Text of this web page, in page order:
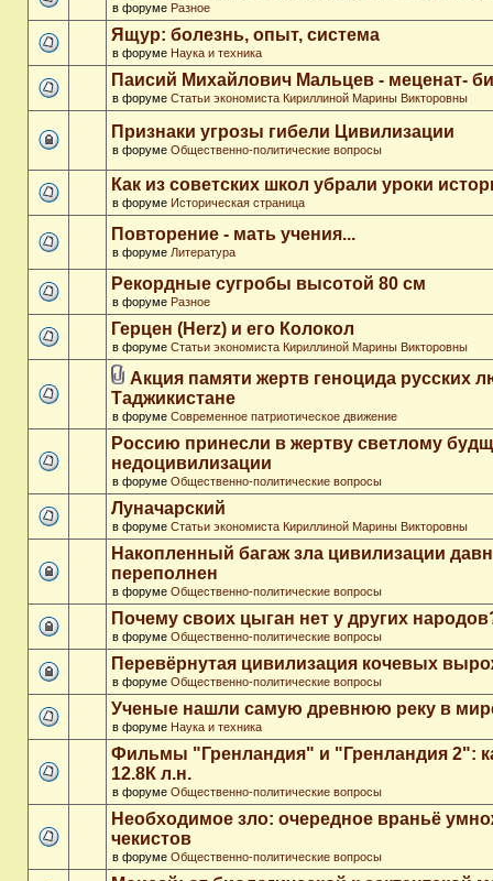
в форуме Разное
Ящур: болезнь, опыт, система
в форуме Наука и техника
Паисий Михайлович Мальцев - меценат-
в форуме Статьи экономиста Кириллиной Марины Викторовны
Признаки угрозы гибели Цивилизации
в форуме Общественно-политические вопросы
Как из советских школ убрали уроки
в форуме Историческая страница
Повторение - мать учения...
в форуме Литература
Рекордные сугробы высотой 80 см
в форуме Разное
Герцен (Herz) и его Колокол
в форуме Статьи экономиста Кириллиной Марины Викторовны
Акция памяти жертв геноцида русских
Таджикистане
в форуме Современное патриотическое движение
Россию принесли в жертву светлому
недоцивилизации
в форуме Общественно-политические вопросы
Луначарский
в форуме Статьи экономиста Кириллиной Марины Викторовны
Накопленный багаж зла цивилизации
переполнен
в форуме Общественно-политические вопросы
Почему своих цыган нет у других
в форуме Общественно-политические вопросы
Перевёрнутая цивилизация кочевых
в форуме Общественно-политические вопросы
Ученые нашли самую древнюю реку в
в форуме Наука и техника
Фильмы "Гренландия" и "Гренландия 2":
12.8К л.н.
в форуме Общественно-политические вопросы
Необходимое зло: очередное враньё
чекистов
в форуме Общественно-политические вопросы